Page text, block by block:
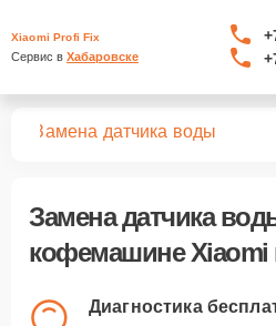
Xiaomi Profi Fix
Сервис в Хабаровске
Замена датчика воды
Замена датчика
кофемашине Xiaomi
Диагностика